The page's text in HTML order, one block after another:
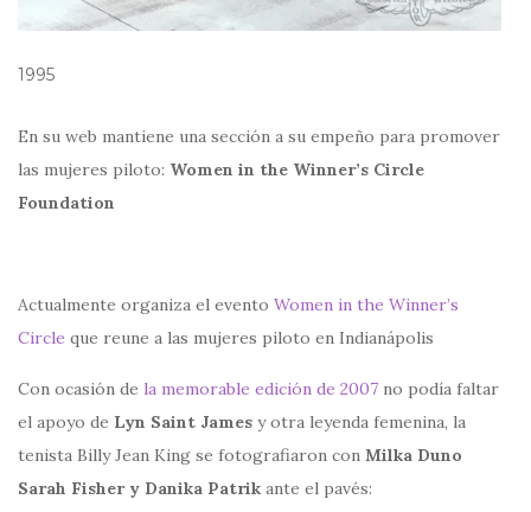
1995
En su web mantiene una sección a su empeño para promover
las mujeres piloto: Women in the Winner’s Circle
Foundation
Actualmente organiza el evento Women in the Winner’s
Circle que reune a las mujeres piloto en Indianápolis
Con ocasión de la memorable edición de 2007 no podía faltar
el apoyo de Lyn Saint James y otra leyenda femenina, la
tenista Billy Jean King se fotografiaron con Milka Duno
Sarah Fisher y Danika Patrik ante el pavés: